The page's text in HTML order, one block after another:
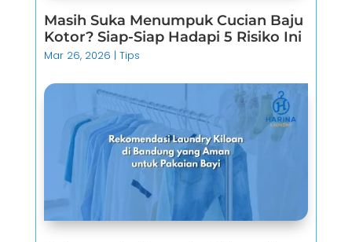
Masih Suka Menumpuk Cucian Baju
Kotor? Siap-Siap Hadapi 5 Risiko Ini
Mar 26, 2026 |Tips